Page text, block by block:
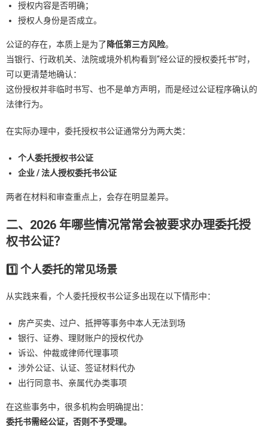
授权内容是否明确；
授权人身份是否成立。
公证的存在，本质上是为了降低第三方风险。
当银行、行政机关、法院或境外机构看到“经公证的授权委托书”时，
可以更清楚地确认：
这份授权并非临时书写、也不是单方声明，而是经过公证程序确认的
法律行为。
在实际办理中，委托授权书公证通常分为两大类：
个人委托授权书公证
企业 / 法人授权委托书公证
两者在材料和审查重点上，会存在明显差异。
二、2026 年哪些情况常常会被要求办理委托授
权书公证？
1️ ⃣ 个人委托的常见场景
从实践来看，个人委托授权书公证多出现在以下情形中：
房产买卖、过户、抵押等事务中本人无法到场
银行、证券、理财账户的授权代办
诉讼、仲裁或律师代理事项
涉外公证、认证、签证材料代办
出行同意书、亲属代办类事项
在这些事务中，很多机构会明确提出：
委托书需经公证，否则不予受理。